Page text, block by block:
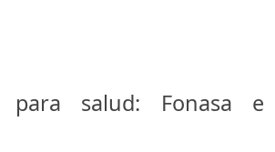
para salud: Fonasa e